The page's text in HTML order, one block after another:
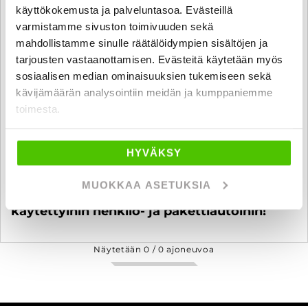
käyttökokemusta ja palveluntasoa. Evästeillä
varmistamme sivuston toimivuuden sekä
mahdollistamme sinulle räätälöidympien sisältöjen ja
tarjousten vastaanottamisen. Evästeitä käytetään myös
sosiaalisen median ominaisuuksien tukemiseen sekä
kävijämäärän analysointiin meidän ja kumppaniemme
toimesta.
HYVÄKSY
MUOKKAA ASETUKSIA
käytettyihin henkilö- ja pakettiautoihin!
Näytetään0 /0 ajoneuvoa